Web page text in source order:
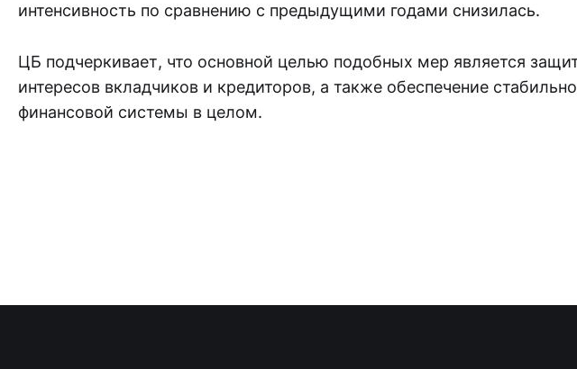
интенсивность по сравнению с предыдущими годами снизилась.
ЦБ подчеркивает, что основной целью подобных мер является
интересов вкладчиков и кредиторов, а также обеспечение
финансовой системы в целом.